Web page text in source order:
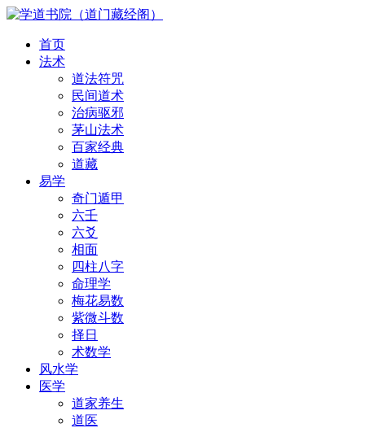
首页
法术
道法符咒
民间道术
治病驱邪
茅山法术
百家经典
道藏
易学
奇门遁甲
六壬
六爻
相面
四柱八字
命理学
梅花易数
紫微斗数
择日
术数学
风水学
医学
道家养生
道医